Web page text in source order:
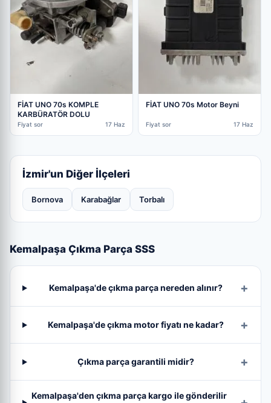
FİAT UNO 70s KOMPLE
KARBÜRATÖR DOLU
Fiyat sor 17 Haz
FİAT UNO 70s Motor Beyni
Fiyat sor 17 Haz
İzmir'un Diğer İlçeleri
Bornova Karabağlar Torbalı
Kemalpaşa Çıkma Parça SSS
Kemalpaşa'de çıkma parça nereden alınır?
Kemalpaşa'de çıkma motor fiyatı ne kadar?
Çıkma parça garantili midir?
Kemalpaşa'den çıkma parça kargo ile gönderilir